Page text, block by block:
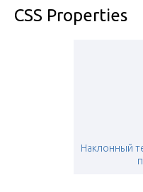
CSS Properties
Наклонный